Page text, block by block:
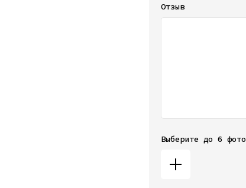
Отзыв
Выберите до 6 фото